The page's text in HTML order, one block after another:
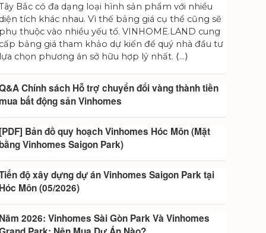
Bắc có đa dạng loại hình sản phẩm với nhiều
diện tích khác nhau. Vì thế bảng giá cụ thể cũng sẽ
phụ thuộc vào nhiều yếu tố. VINHOME.LAND cung
cấp bảng giá tham khảo dự kiến để quý nhà đầu tư
lựa chọn phương án sở hữu hợp lý nhất. ⟨…⟩
Chính sách Hỗ trợ chuyển đổi vàng thành tiền
mua bất động sản Vinhomes
[PDF] Bản đồ quy hoạch Vinhomes Hóc Môn (Mặt
bằng Vinhomes Saigon Park)
độ xây dựng dự án Vinhomes Saigon Park tại
Hóc Môn (05/2026)
Năm 2026: Vinhomes Sài Gòn Park Và Vinhomes